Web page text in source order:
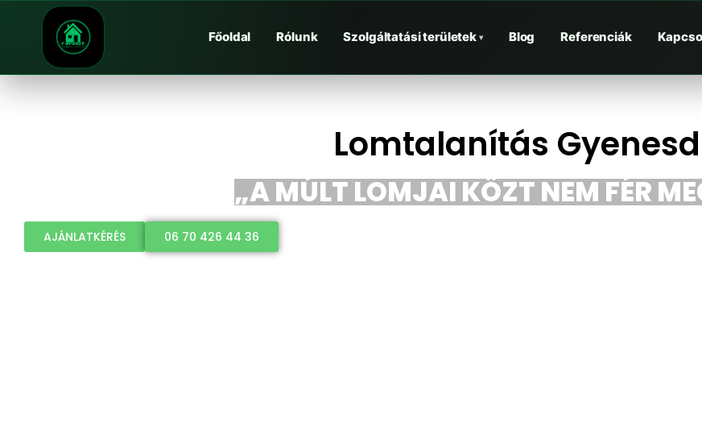
Főoldal Rólunk Szolgáltatási területek ▾ Blog Referenciák
Lomtalanítás
„A MÚLT LOMJAI KÖZT NEM FÉR
AJÁNLATKÉRÉS 06 70 426 44 36